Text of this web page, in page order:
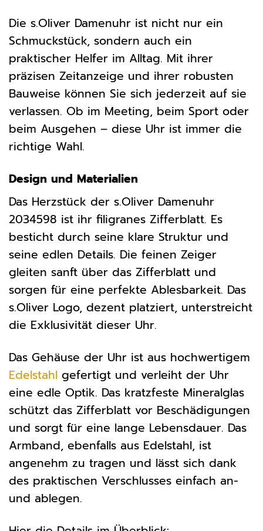
Die s.Oliver Damenuhr ist nicht nur ein
Schmuckstück, sondern auch ein
praktischer Helfer im Alltag. Mit ihrer
präzisen Zeitanzeige und ihrer robusten
Bauweise können Sie sich jederzeit auf sie
verlassen. Ob im Meeting, beim Sport oder
beim Ausgehen – diese Uhr ist immer die
richtige Wahl.
Design und Materialien
Das Herzstück der s.Oliver Damenuhr
2034598 ist ihr filigranes Zifferblatt. Es
besticht durch seine klare Struktur und
seine edlen Details. Die feinen Zeiger
gleiten sanft über das Zifferblatt und
sorgen für eine perfekte Ablesbarkeit. Das
s.Oliver Logo, dezent platziert, unterstreicht
die Exklusivität dieser Uhr.
Das Gehäuse der Uhr ist aus hochwertigem
Edelstahl gefertigt und verleiht der Uhr
eine edle Optik. Das kratzfeste Mineralglas
schützt das Zifferblatt vor Beschädigungen
und sorgt für eine lange Lebensdauer. Das
Armband, ebenfalls aus Edelstahl, ist
angenehm zu tragen und lässt sich dank
des praktischen Verschlusses einfach an-
und ablegen.